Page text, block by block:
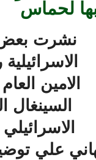
لحماس
نشرت بعض
الامين
السينغال
علي